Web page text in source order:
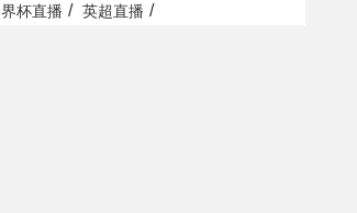
界杯直播 / 英超直播 /